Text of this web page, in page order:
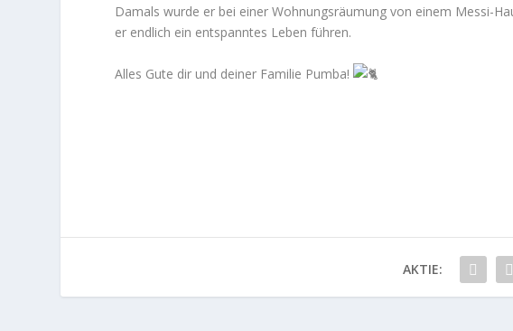
Damals wurde er bei einer Wohnungsräumung von einem Messi-
er endlich ein entspanntes Leben führen.
Alles Gute dir und deiner Familie Pumba!
AKTIE: